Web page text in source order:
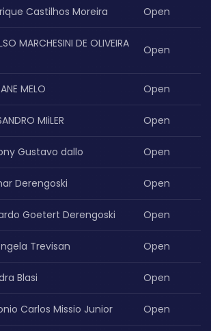
Castilhos Moreira Open
MARCHESINI DE OLIVEIRA
Open
MELO Open
MIiLER Open
Gustavo dallo Open
Derengoski Open
Goetert Derengoski Open
Trevisan Open
Blasi Open
Carlos Missio Junior Open